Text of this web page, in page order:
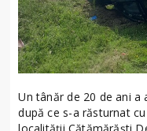
Un tânăr de 20 de ani a
după ce s-a răsturnat